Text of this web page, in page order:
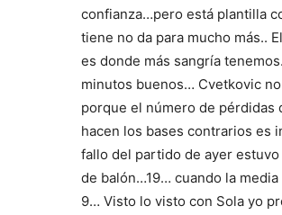
confianza…pero está plantilla
tiene no da para mucho más..
es donde más sangría
minutos buenos… Cvetkovic
porque el número de pérdidas
hacen los bases contrarios es
fallo del partido de ayer
de balón…19… cuando la
9… Visto lo visto con Sola yo